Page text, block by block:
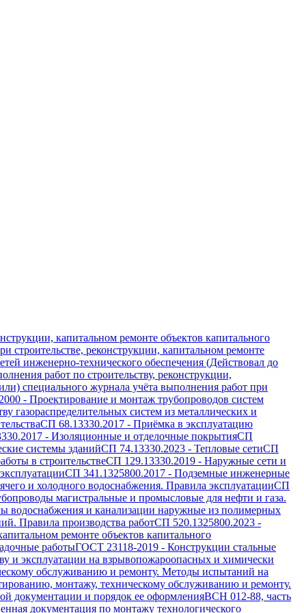
капитальном ремонте объектов капитального
строительстве, реконструкции, капитальном ремонте
инженерно-технического обеспечения (Действовал до
работ по строительству, реконструкции,
специального журнала учёта выполнения работ при
- Проектирование и монтаж трубопроводов систем
газораспределительных систем из металлических и
СП 68.13330.2017 - Приёмка в эксплуатацию
- Изоляционные и отделочные покрытияСП
системы зданийСП 74.13330.2023 - Тепловые сетиСП
в строительствеСП 129.13330.2019 - Наружные сети и
СП 341.1325800.2017 - Подземные инженерные
и холодного водоснабжения. Правила эксплуатацииСП
магистральные и промысловые для нефти и газа.
водоснабжения и канализации наружные из полимерных
Правила производства работСП 520.1325800.2023 -
ремонте объектов капитального
работыГОСТ 23118-2019 - Конструкции стальные
и эксплуатации на взрывопожароопасных и химически
обслуживанию и ремонту. Методы испытаний на
монтажу, техническому обслуживанию и ремонту.
документации и порядок ее оформленияВСН 012-88, часть
документация по монтажу технологического